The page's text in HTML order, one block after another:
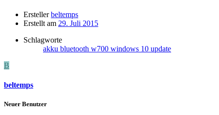
Ersteller beltemps
Erstellt am 29. Juli 2015
Schlagworte
akku bluetooth w700 windows 10 update
B
beltemps
Neuer Benutzer